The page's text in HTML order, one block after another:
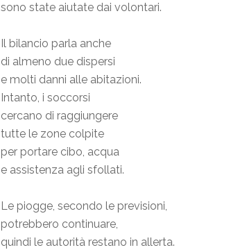
sono state aiutate dai volontari.
Il bilancio parla anche
di almeno due dispersi
e molti danni alle abitazioni.
Intanto, i soccorsi
cercano di raggiungere
tutte le zone colpite
per portare cibo, acqua
e assistenza agli sfollati.
Le piogge, secondo le previsioni,
potrebbero continuare,
quindi le autorità restano in allerta.